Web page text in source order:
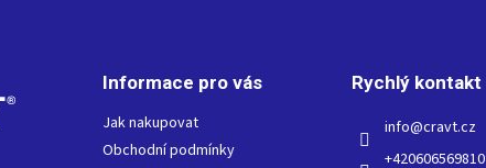
Informace pro vás
Jak nakupovat
Obchodní podmínky
Rychlý kontakt
info@cravt.cz
+420606569810